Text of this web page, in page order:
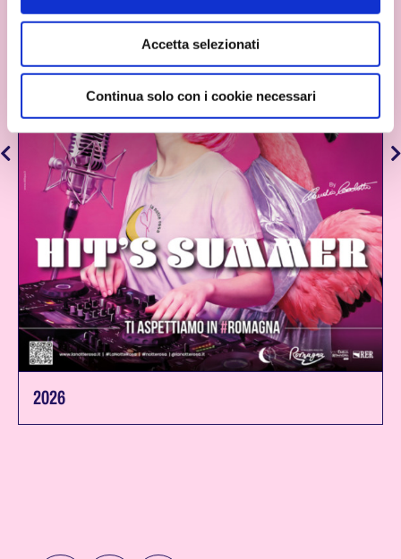
Accetta selezionati
Continua solo con i cookie necessari
2026